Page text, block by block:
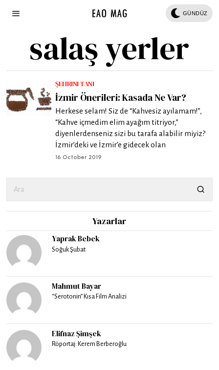
GÜNDÜZ
salaş yerler
ŞEHRINI TANI
İzmir Önerileri: Kasada Ne Var?
Herkese selam! Siz de “Kahvesiz ayılamam!”,
“Kahve içmedim elim ayağım titriyor,”
diyenlerdenseniz sizi bu tarafa alabilir miyiz?
İzmir’deki ve İzmir’e gidecek olan
16 October 2019
Yazarlar
Yaprak Bebek
Soğuk Şubat
Mahmut Bayar
“Serotonin” Kısa Film Analizi
Elifnaz Şimşek
Röportaj: Kerem Berberoğlu